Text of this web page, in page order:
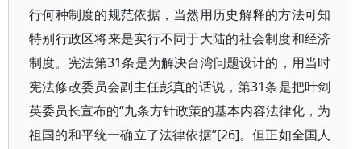
行何种制度的规范依据，当然用历史解释的方法可知
特别行政区将来是实行不同于大陆的社会制度和经济
制度。宪法第31条是为解决台湾问题设计的，用当时
宪法修改委员会副主任彭真的话说，第31条是把叶剑
英委员长宣布的“九条方针政策的基本内容法律化，为
祖国的和平统一确立了法律依据”[26]。但正如全国人